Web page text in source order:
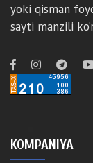
yoki qisman
sayti manzili
KOMPANIYA